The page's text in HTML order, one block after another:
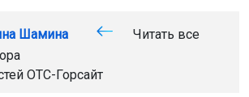
Шамина
Читать все
ОТС-Горсайт